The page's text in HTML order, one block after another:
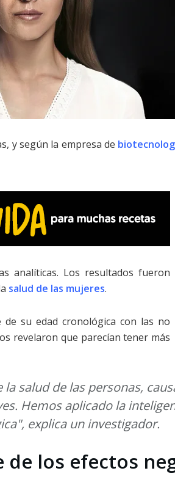
y según la empresa de
analíticas. Los resultados fueron
salud de las mujeres.
su edad cronológica con las no
revelaron que parecían tener más
salud de las personas,
Hemos aplicado la
explica un investigador.
los efectos